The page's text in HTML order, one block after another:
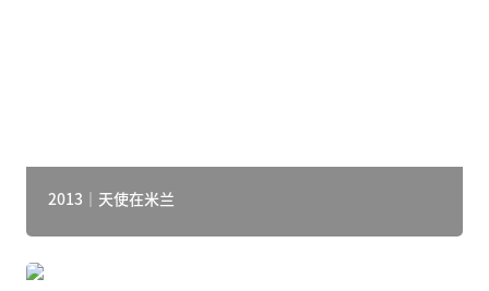
2013｜天使在米兰
2012｜天使在伦敦 Vol.2